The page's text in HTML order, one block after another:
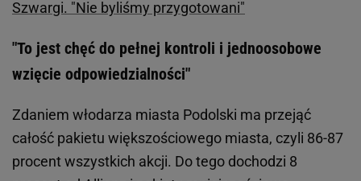
Szwargi. "Nie byliśmy przygotowani"
"To jest chęć do pełnej kontroli i jednoosobowe
wzięcie odpowiedzialności"
Zdaniem włodarza miasta Podolski ma przejąć
całość pakietu większościowego miasta, czyli 86-87
procent wszystkich akcji. Do tego dochodzi 8